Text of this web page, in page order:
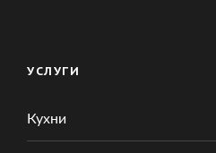
УСЛУГИ
Кухни